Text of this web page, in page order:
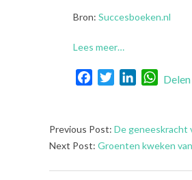
Bron: Succesboeken.nl
Lees meer…
FacebookTwitterLinkedInDelen
2023-
03-
Previous Post: De geneeskracht
Next Post: Groenten kweken